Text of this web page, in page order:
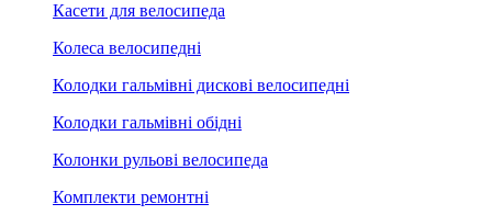
Касети для велосипеда
Колеса велосипедні
Колодки гальмівні дискові велосипедні
Колодки гальмівні обідні
Колонки рульові велосипеда
Комплекти ремонтні